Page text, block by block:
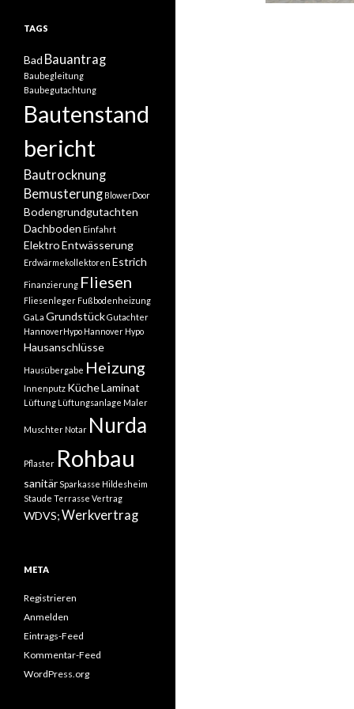
TAGS
Bad Bauantrag
Baubegleitung
Baubegutachtung
Bautenstand
bericht
Bautrocknung
Bemusterung BlowerDoor
Bodengrundgutachten
Dachboden Einfahrt
ElektroEntwässerung
Erdwärmekollektoren Estrich
Finanzierung Fliesen
Fliesenleger Fußbodenheizung
GaLa GrundstückGutachter
HannoverHypo Hannover Hypo
Hausanschlüsse
Hausübergabe Heizung
Innenputz KücheLaminat
Lüftung Lüftungsanlage Maler
Muschter Notar Nurda
Pflaster Rohbau
sanitär Sparkasse Hildesheim
Staude Terrasse Vertrag
WDVS;Werkvertrag
META
Registrieren
Anmelden
Eintrags-Feed
Kommentar-Feed
WordPress.org